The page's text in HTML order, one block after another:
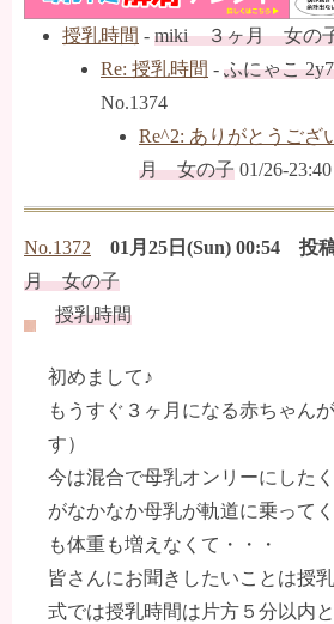
授乳時間 - miki ３ヶ月 女の
Re: 授乳時間 - ふにゃこ
No.1374
Re^2: ありがとうござ
月 女の子 01/26-
No.1372 01月25日(Sun) 00:54 投
月 女の子
授乳時間
初めまして♪
もうすぐ３ヶ月になる赤ちゃん
す）
今は混合で母乳オンリーにした
がなかなか母乳が軌道に乗って
も体重も増えなくて・・・
皆さんにお聞きしたいことは授
式では授乳時間は片方５分以内